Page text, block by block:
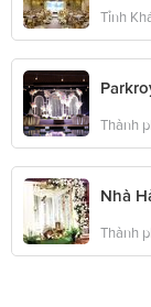
Tỉnh
Thành
Nhà
Thành